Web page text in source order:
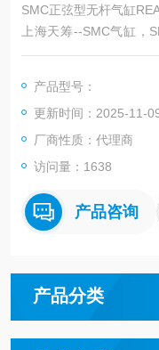
SMC正弦型无杆气缸
上海天筹--SMC气缸，
器,SMC过滤器，SMC
头，SMC气管，SMC
感器，SMC磁性开关
筹
产品型号：
更新时间：2025-11-
厂商性质：代理商
访问量：1638
产品咨询
产品分类